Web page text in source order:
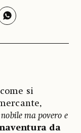
si
ma povero e
da